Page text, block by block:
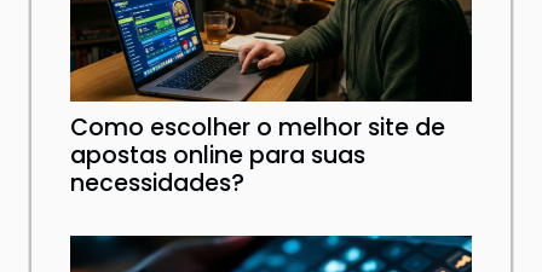
Como escolher o melhor site de
apostas online para suas
necessidades?